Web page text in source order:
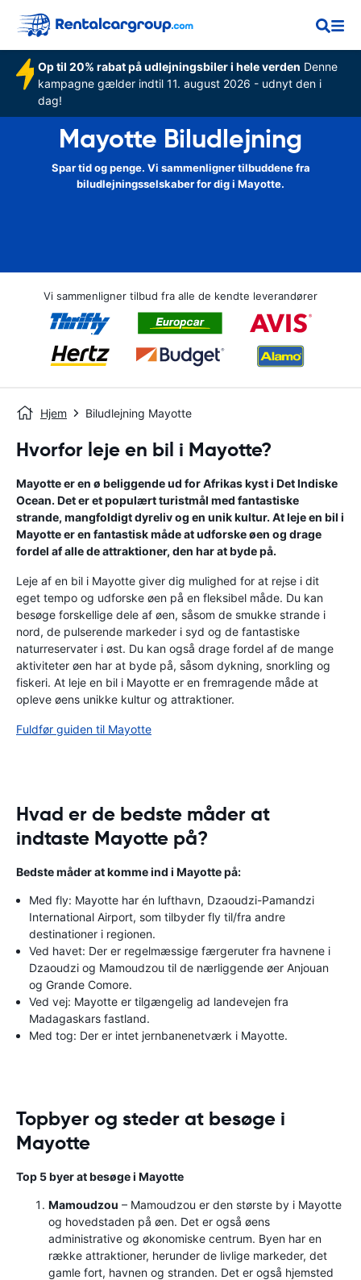
Op til 20% rabat på udlejningsbiler i hele verden Denne
kampagne gælder indtil 11. august 2026 - udnyt den i
dag!
Mayotte Biludlejning
Spar tid og penge. Vi sammenligner tilbuddene fra
biludlejningsselskaber for dig i Mayotte.
Vi sammenligner tilbud fra alle de kendte leverandører
Hjem Biludlejning Mayotte
Hvorfor leje en bil i Mayotte?
Mayotte er en ø beliggende ud for Afrikas kyst i Det Indiske
Ocean. Det er et populært turistmål med fantastiske
strande, mangfoldigt dyreliv og en unik kultur. At leje en bil i
Mayotte er en fantastisk måde at udforske øen og drage
fordel af alle de attraktioner, den har at byde på.
Leje af en bil i Mayotte giver dig mulighed for at rejse i dit
eget tempo og udforske øen på en fleksibel måde. Du kan
besøge forskellige dele af øen, såsom de smukke strande i
nord, de pulserende markeder i syd og de fantastiske
naturreservater i øst. Du kan også drage fordel af de mange
aktiviteter øen har at byde på, såsom dykning, snorkling og
fiskeri. At leje en bil i Mayotte er en fremragende måde at
opleve øens unikke kultur og attraktioner.
Fuldfør guiden til Mayotte
Hvad er de bedste måder at
indtaste Mayotte på?
Bedste måder at komme ind i Mayotte på:
Med fly: Mayotte har én lufthavn, Dzaoudzi-Pamandzi
International Airport, som tilbyder fly til/fra andre
destinationer i regionen.
Ved havet: Der er regelmæssige færgeruter fra havnene i
Dzaoudzi og Mamoudzou til de nærliggende øer Anjouan
og Grande Comore.
Ved vej: Mayotte er tilgængelig ad landevejen fra
Madagaskars fastland.
Med tog: Der er intet jernbanenetværk i Mayotte.
Topbyer og steder at besøge i
Mayotte
Top 5 byer at besøge i Mayotte
Mamoudzou – Mamoudzou er den største by i Mayotte
og hovedstaden på øen. Det er også øens
administrative og økonomiske centrum. Byen har en
række attraktioner, herunder de livlige markeder, det
gamle fort, havnen og stranden. Det er også hjemsted